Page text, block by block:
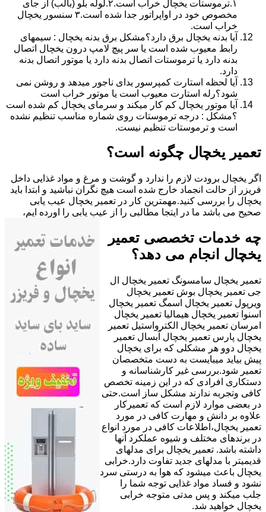
۱.ترموستات یخچال خراب است.۲.لوله بلو (بالب) از جای
مخصوص خود در اواپراتور جدا شده است.۳ سنسور یخچال
خراب است.
آیا بدنه یخچال برق دارد؟مشکل برق بدنه یخچال : سیمهای
رابط معیوب شده است یا سر پیچ لامپ درون یخچال اتصال
بدنه دارد یا ترموستات اتصال بدنه دارد یا موتور اتصال بدنه
دارد.
آیا لحظه استارت کمپرسور یدای ناجور میدهد و روشن نمی
شود؟رله استارت معیوب است یا موتور خراب است
آیا موتور یخچال کم کار میکند و سرمای یخچال کم شده است
؟مشکل : درجه ترموستات روی شماره مناسب تنظیم نشده
است و ترموستات تنظیم نیست.
تعمیر یخچال چگونه است؟
اگر یخچال برودت لازم را ندارد و گوشت و مرغ و مواد غذایی داخل
فریزر از حالت انجماد خارج شده است هیچ نگران نباشید و ابتدا باید
یخچال را بررسی کنید.مهمترین کار در تعمیر یخچال عیب یابی
صحیح می باشد ما در ایتجا مطالبی را از عیب یابی را اورده ایم،
چه خدمات تخصصی تعمیر
یخچال انجام می دهد؟
تعمیر یخچال سامسونگ تعمیر یخچال ال
جی تعمیر یخچال بوش تعمیر یخچال
ویرپول تعمیر یخچال اسمگ تعمیر یخچال
اسنوا تعمیر یخچال هیمالیا تعمیر یخچال
امرسان تعمیر یخچال الکترواستیل تعمیر
یخچال پارس تعمیر یخچال آبسال تعمیر
یخچال دوو هر مشکلی که برای یخچال
پیش بیاید میبایست به دست متخصصان
تعمیر شود.بررسی غیر کارشناسانه و
دستکاری افرادی که در این زمینه تخصص
کافی وتجربه ندارند مشکل ساز است.حتی
در بعضی موارد لازم است که تعمیرکار
علاوه بر دانش و مهارت کافی در مورد
تعمیر یخچال،اطلاعات کافی در مورد انواع
در برندهای مختلف و شیوه عملکرد آنها
داشته باشد. تعمیر یخچال برای مدلهای
قدیمیتر با مدل‍های جدید تفاوت دارد.خرابی
یخچال باعث میشود که هوا به درستی سرد
نشود و فساد مواد غذایی توجه شما را
جلب میکند و پس مدتی متوجه خرابی
یخچال خواهید شد.